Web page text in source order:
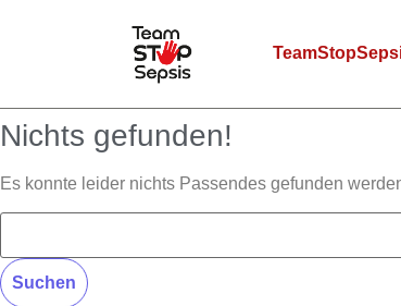
Nichts gefunden!
Es konnte leider nichts Passendes gefunden